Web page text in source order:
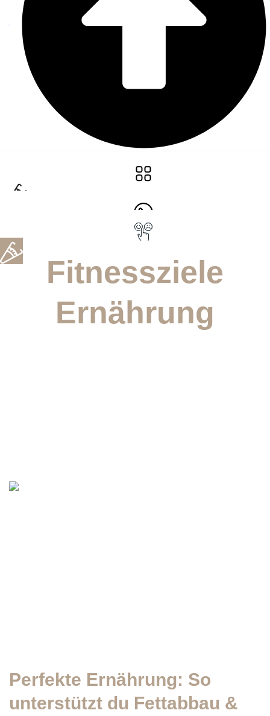
Fitnessziele
Ernährung
Perfekte Ernährung: So
unterstützt du Fettabbau &